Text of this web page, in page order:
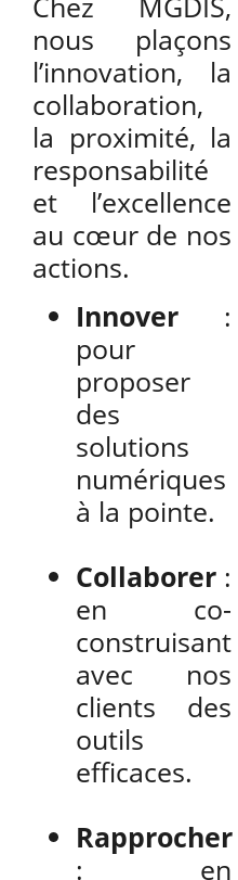
nous plaçons
l’innovation, la
collaboration,
la proximité, la
responsabilité
et l’excellence
au cœur de nos
actions.
Innover :
pour
proposer
des
solutions
numériques
à la pointe.
Collaborer :
en co-
construisant
avec nos
clients des
outils
efficaces.
Rapprocher
: en